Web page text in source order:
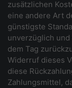
zusätzlichen
eine andere Art
günstigste
unverzüglich
dem Tag
Widerruf dieses
diese
Zahlungsmittel,